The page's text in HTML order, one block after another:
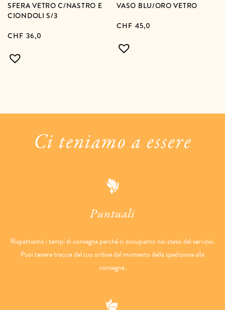
SFERA VETRO C/NASTRO E
CIONDOLI S/3
CHF 36,0
VASO BLU/ORO VETRO
CHF 45,0
Ci teniamo a essere
Puntuali
Rispettiamo i tempi di consegna perché ci occupiamo noi stessi del servizio.
Puoi tenere traccia del tuo ordine dal momento della spedizione alla
consegna.